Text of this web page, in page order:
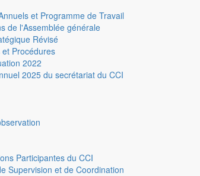
et Programme de Travail
de l'Assemblée générale
Révisé
Procédures
2022
2025 du secrétariat du CCI
Participantes du CCI
Supervision et de Coordination